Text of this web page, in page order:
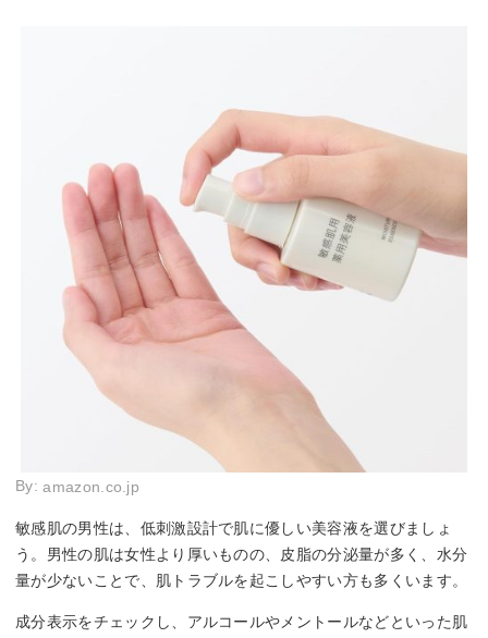
By:amazon.co.jp
敏感肌の男性は、低刺激設計で肌に優しい美容液を選びましょ
う。男性の肌は女性より厚いものの、皮脂の分泌量が多く、水分
量が少ないことで、肌トラブルを起こしやすい方も多くいます。
成分表示をチェックし、アルコールやメントールなどといった肌